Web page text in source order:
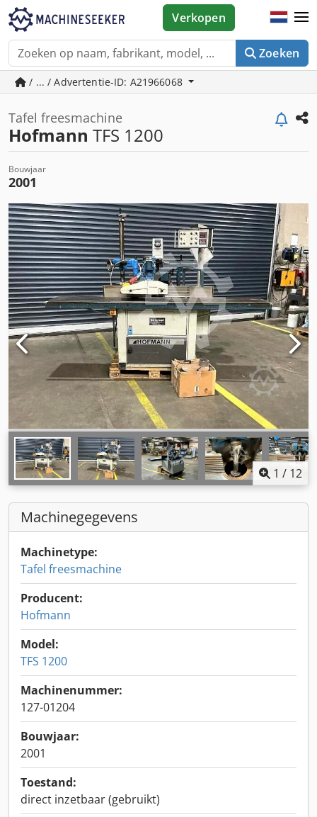
Zoeken
Verkopen
/ ... / Advertentie-ID: A21966068
Tafel freesmachine
Hofmann TFS 1200
Bouwjaar
2001
1 / 12
Machinegegevens
Machinetype:
Tafel freesmachine
Producent:
Hofmann
Model:
TFS 1200
Machinenummer:
127-01204
Bouwjaar:
2001
Toestand:
direct inzetbaar (gebruikt)